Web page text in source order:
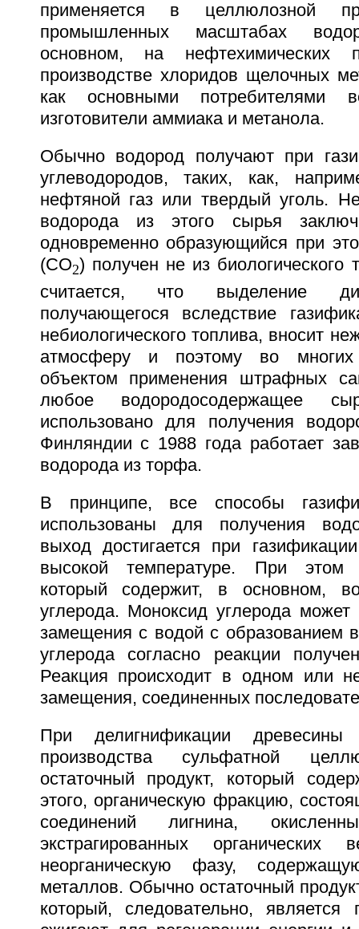
применяется в целлюлозной
промышленных масштабах
основном, на нефтехимических
производстве хлоридов щелочных
как основными потребителями
изготовители аммиака и метанола.
Обычно водород получают при
углеводородов, таких, как,
нефтяной газ или твердый уголь.
водорода из этого сырья
одновременно образующийся при
(CO2) получен не из
считается, что выделение
получающегося вследствие
небиологического топлива, вносит
атмосферу и поэтому во многих
объектом применения штрафных
любое водородосодержащее
использовано для получения
Финляндии с 1988 года работает
водорода из торфа.
В принципе, все способы
использованы для получения
выход достигается при
высокой температуре. При этом
который содержит, в основном,
углерода. Моноксид углерода может
замещения с водой с образованием
углерода согласно реакции
Реакция происходит в одном или
замещения, соединенных
При делигнификации древесины
производства сульфатной
остаточный продукт, который
этого, органическую фракцию,
соединений лигнина,
экстрагированных
неорганическую фазу,
металлов. Обычно остаточный
который, следовательно, является